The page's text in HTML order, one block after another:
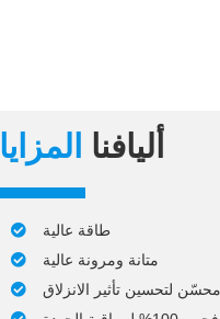
أليافنا المزايا
طاقة عالية
متانة ومرونة عالية
لتحسين تأثير الانزلاق